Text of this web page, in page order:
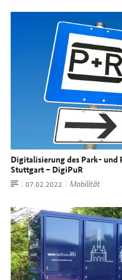
Digitalisierung des Park- und
Stuttgart – DigiPuR
ArtikelDatum:
07.02.2022 Mobilität